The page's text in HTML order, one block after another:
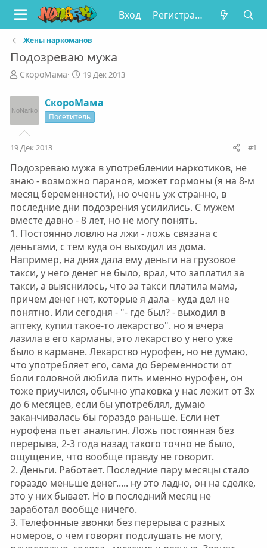
Вход Регистрация
Жены наркоманов
Подозреваю мужа
А
т
о
т
м
ы
СкороМама
Д
т
а
н
л
19 Дек 2013
СкороМама
Посетитель
19 Дек 2013 #1
Подозреваю мужа в употреблении наркотиков, не
знаю - возможно параноя, может гормоны (я на 8-м
месяц беременности), но очень уж странно, в
последние дни подозрения усилились. С мужем
вместе давно - 8 лет, но не могу понять.
1. Постоянно ловлю на лжи - ложь связана с
деньгами, с тем куда он выходил из дома.
Например, на днях дала ему деньги на грузовое
такси, у него денег не было, врал, что заплатил за
такси, а выяснилось, что за такси платила мама,
причем денег нет, которые я дала - куда дел не
понятно. Или сегодня - "- где был? - выходил в
аптеку, купил такое-то лекарство". но я вчера
лазила в его карманы, это лекарство у него уже
было в кармане. Лекарство нурофен, но не думаю,
что употребляет его, сама до беременности от
боли головной любила пить именно нурофен, он
тоже приучился, обычно упаковка у нас лежит от 3х
до 6 месяцев, если бы употреблял, думаю
заканчивалась бы гораздо раньше. Если нет
нурофена пьет анальгин. Ложь постоянная без
перерыва, 2-3 года назад такого точно не было,
ощущение, что вообще правду не говорит.
2. Деньги. Работает. Последние пару месяцы стало
гораздо меньше денег..... ну это ладно, он на сделке,
это у них бывает. Но в последний месяц не
заработал вообще ничего.
3. Телефонные звонки без перерыва с разных
номеров, о чем говорят подслушать не могу,